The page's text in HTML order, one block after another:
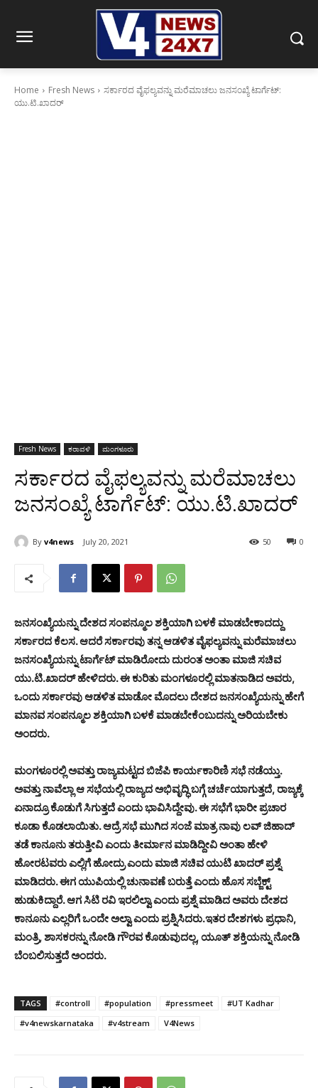
Home Fresh News
ಸರ್ಕಾರದ ವೈಫಲ್ಯವನ್ನು ಮರೆಮಾಚಲು ಜನಸಂಖ್ಯೆ ಟಾರ್ಗೆಟ್:
ಯು.ಟಿ.ಖಾದರ್
Fresh News ಕರಾವಳಿ ಮಂಗಳೂರು
ಸರ್ಕಾರದ ವೈಫಲ್ಯವನ್ನು ಮರೆಮಾಚಲು
ಜನಸಂಖ್ಯೆ ಟಾರ್ಗೆಟ್: ಯು.ಟಿ.ಖಾದರ್
By v4news July 20, 2021 0
50
ಜನಸಂಖ್ಯೆಯನ್ನು ದೇಶದ ಸಂಪನ್ಮೂಲ ಶಕ್ತಿಯಾಗಿ ಬಳಕೆ ಮಾಡಬೇಕಾದದ್ದು
ಸರ್ಕಾರದ ಕೆಲಸ. ಆದರೆ ಸರ್ಕಾರವು ತನ್ನ ಆಡಳಿತ ವೈಫಲ್ಯವನ್ನು ಮರೆಮಾಚಲು
ಜನಸಂಖ್ಯೆಯನ್ನು ಟಾರ್ಗೆಟ್ ಮಾಡಿರೋದು ದುರಂತ ಅಂತಾ ಮಾಜಿ ಸಚಿವ
ಯು.ಟಿ.ಖಾದರ್ ಹೇಳಿದರು. ಈ ಕುರಿತು ಮಂಗಳೂರಲ್ಲಿ ಮಾತನಾಡಿದ ಅವರು,
ಒಂದು ಸರ್ಕಾರವು ಆಡಳಿತ ಮಾಡೋ ಮೊದಲು ದೇಶದ ಜನಸಂಖ್ಯೆಯನ್ನು ಹೇಗೆ
ಮಾನವ ಸಂಪನ್ಮೂಲ ಶಕ್ತಿಯಾಗಿ ಬಳಕೆ ಮಾಡಬೇಕೆಂಬುದನ್ನು ಅರಿಯಬೇಕು
ಅಂದರು.
ಮಂಗಳೂರಲ್ಲಿ ಅವತ್ತು ರಾಜ್ಯಮಟ್ಟದ ಬಿಜೆಪಿ ಕಾರ್ಯಕಾರಿಣಿ ಸಭೆ ನಡೆಯ್ತು.
ಅವತ್ತು ನಾವೆಲ್ಲಾ ಆ ಸಭೆಯಲ್ಲಿ ರಾಜ್ಯದ ಅಭಿವೃದ್ಧಿ ಬಗ್ಗೆ ಚರ್ಚೆಯಾಗುತ್ತದೆ, ರಾಜ್ಯಕ್ಕೆ
ಏನಾದ್ರೂ ಕೊಡುಗೆ ಸಿಗುತ್ತದೆ ಎಂದು ಭಾವಿಸಿದ್ದೇವು. ಈ ಸಭೆಗೆ ಭಾರೀ ಪ್ರಚಾರ
ಕೂಡಾ ಕೊಡಲಾಯಿತು. ಆದ್ರೆ ಸಭೆ ಮುಗಿದ ಸಂಜೆ ಮಾತ್ರ ನಾವು ಲವ್ ಜಿಹಾದ್
ತಡೆ ಕಾನೂನು ತರುತ್ತೀವಿ ಎಂದು ತೀರ್ಮಾನ ಮಾಡಿದ್ದೀವಿ ಅಂತಾ ಹೇಳಿ
ಹೋರಟವರು ಎಲ್ಲಿಗೆ ಹೋದ್ರು ಎಂದು ಮಾಜಿ ಸಚಿವ ಯುಟಿ ಖಾದರ್ ಪ್ರಶ್ನೆ
ಮಾಡಿದರು. ಈಗ ಯುಪಿಯಲ್ಲಿ ಚುನಾವಣೆ ಬರುತ್ತೆ ಎಂದು ಹೊಸ ಸಬ್ಜೆಕ್ಟ್
ಹುಡುಕಿದ್ದಾರೆ. ಆಗ ಸಿಟಿ ರವಿ ಇರಲಿಲ್ವಾ ಎಂದು ಪ್ರಶ್ನೆ ಮಾಡಿದ ಅವರು ದೇಶದ
ಕಾನೂನು ಎಲ್ಲರಿಗೆ ಒಂದೇ ಅಲ್ವಾ ಎಂದು ಪ್ರಶ್ನಿಸಿದರು.ಇತರ ದೇಶಗಳು ಪ್ರಧಾನಿ,
ಮಂತ್ರಿ, ಶಾಸಕರನ್ನು ನೋಡಿ ಗೌರವ ಕೊಡುವುದಲ್ಲ, ಯೂತ್ ಶಕ್ತಿಯನ್ನು ನೋಡಿ
ಬೆಂಬಲಿಸುತ್ತದೆ ಅಂದರು.
TAGS #controll #population #pressmeet
#UT Kadhar
#v4newskarnataka
#v4stream V4News